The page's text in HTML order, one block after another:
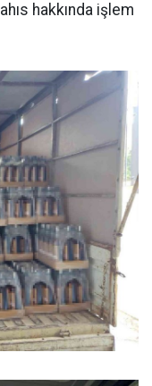
hakkında işlem